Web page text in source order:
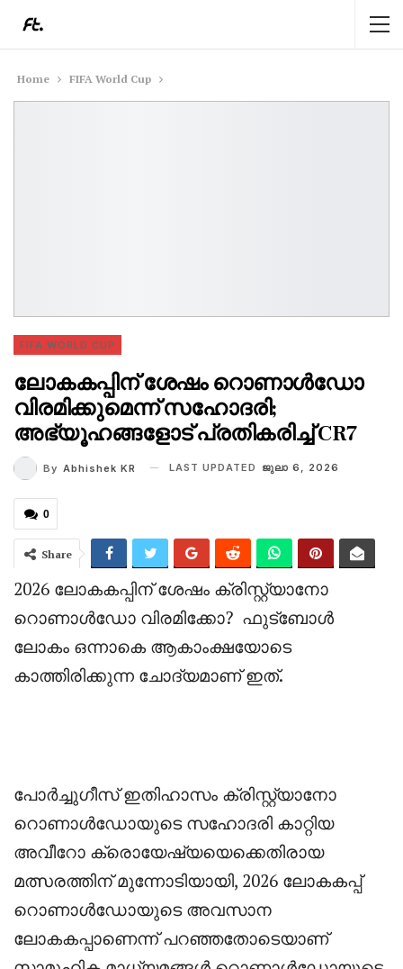
Home FIFA World Cup
FIFA WORLD CUP
ലോകകപ്പിന് ശേഷം റൊണാൾഡോ
വിരമിക്കുമെന്ന് സഹോദരി;
അഭ്യൂഹങ്ങളോട് പ്രതികരിച്ച് CR7
By Abhishek KR LAST UPDATED ജുലാ 6, 2026
0
Share
‎2026 ലോകകപ്പിന് ശേഷം ക്രിസ്റ്റ്യാനോ
റൊണാൾഡോ വിരമിക്കോ? ഫുട്ബോൾ
ലോകം ഒന്നാകെ ആകാംക്ഷയോടെ
കാത്തിരിക്കുന്ന ചോദ്യമാണ് ഇത്.
‎പോർച്ചുഗീസ് ഇതിഹാസം ക്രിസ്റ്റ്യാനോ
റൊണാൾഡോയുടെ സഹോദരി കാറ്റിയ
അവീറോ ക്രൊയേഷ്യയെക്കെതിരായ
മത്സരത്തിന് മുന്നോടിയായി, 2026 ലോകകപ്പ്
റൊണാൾഡോയുടെ അവസാന
ലോകകപ്പാണെന്ന് പറഞ്ഞതോടെയാണ്